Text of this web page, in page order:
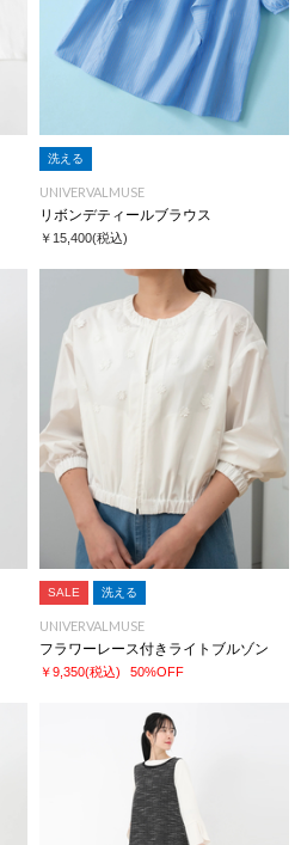
洗える
UNIVERVALMUSE
リボンデティールブラウス
￥15,400(税込)
SALE 洗える
UNIVERVALMUSE
フラワーレース付きライトブルゾン
￥9,350(税込) 50%OFF